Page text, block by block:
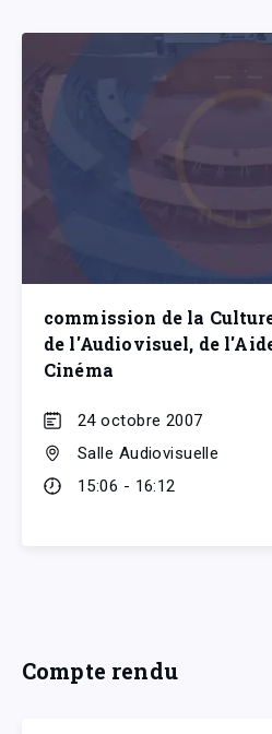
commission de la
de l'Audiovisuel, de
Cinéma
24 octobre 2007
Salle Audiovisuelle
15:06 - 16:12
Compte rendu